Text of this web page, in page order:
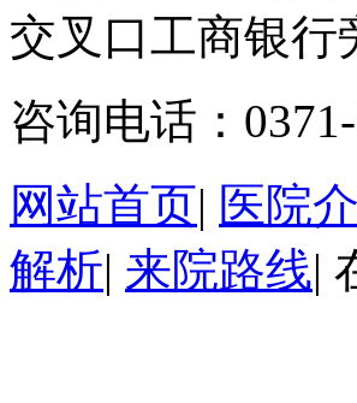
交叉口工商银行
咨询电话：
网站首页| 医院
解析| 来院路线|